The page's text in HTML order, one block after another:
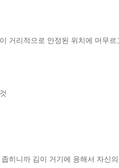
거리적으로 안정된 위치에 머무
히니까 김이 거기에 응해서 자신